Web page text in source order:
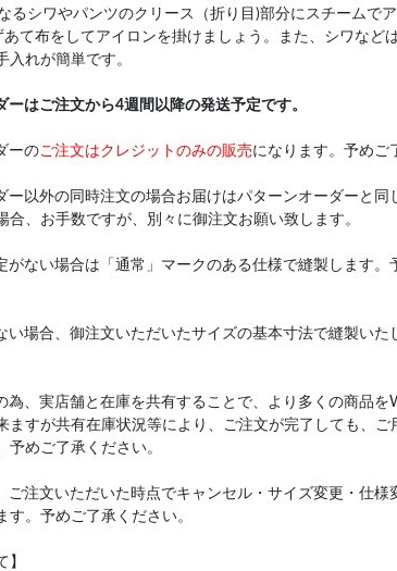
るシワやパンツのクリース（折り目)部分にスチームで
あて布をしてアイロンを掛けましょう。また、シワなど
入れが簡単です。
ーはご注文から4週間以降の発送予定です。
ーのご注文はクレジットのみの販売になります。予めご
ー以外の同時注文の場合お届けはパターンオーダーと同
合、お手数ですが、別々に御注文お願い致します。
がない場合は「通常」マークのある仕様で縫製します。
い場合、御注文いただいたサイズの基本寸法で縫製いた
為、実店舗と在庫を共有することで、より多くの商品を
ますが共有在庫状況等により、ご注文が完了しても、ご
予めご了承ください。
ご注文いただいた時点でキャンセル・サイズ変更・仕様
す。予めご了承ください。
】